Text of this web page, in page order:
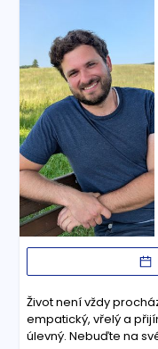
Život není vždy
empatický, vřelý a
úlevný. Nebuďte na